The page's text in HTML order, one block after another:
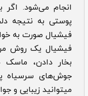
انجام می‌شود.
پوستی به نتیجه
فیشیال صورت به
بخار دادن، ماسک
جوش‌های سرسیاه
میتوانید زیبایی و